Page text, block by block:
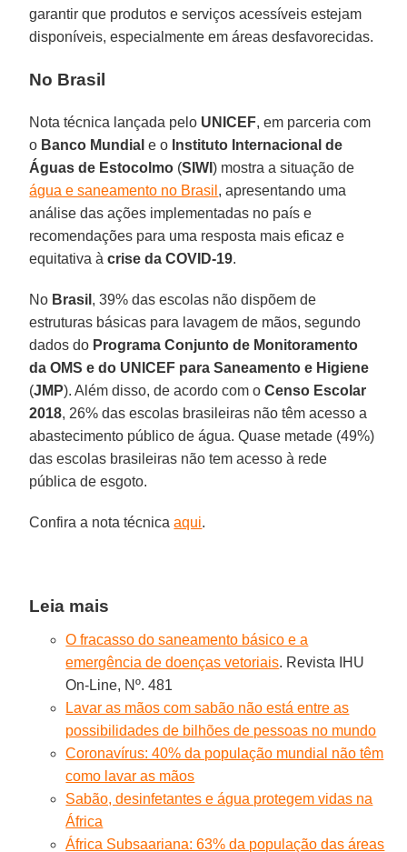
garantir que produtos e serviços acessíveis estejam
disponíveis, especialmente em áreas desfavorecidas.
No Brasil
Nota técnica lançada pelo UNICEF, em parceria com
o Banco Mundiale o Instituto Internacional de
Águas de Estocolmo (SIWI) mostra a situação de
água e saneamento no Brasil , apresentando uma
análise das ações implementadas no país e
recomendações para uma resposta mais eficaz e
equitativa àcrise da COVID-19.
No Brasil , 39% das escolas não dispõem de
estruturas básicas para lavagem de mãos, segundo
dados do Programa Conjunto de Monitoramento
da OMS e do UNICEF para Saneamento e Higiene
(JMP). Além disso, de acordo com oCenso Escolar
2018, 26% das escolas brasileiras não têm acesso a
abastecimento público de água. Quase metade (49%)
das escolas brasileiras não tem acesso à rede
pública de esgoto.
Confira a nota técnicaaqui.
Leia mais
O fracasso do saneamento básico e a
emergência de doenças vetoriais. Revista IHU
On-Line, Nº. 481
Lavar as mãos com sabão não está entre as
possibilidades de bilhões de pessoas no mundo
Coronavírus: 40% da população mundial não têm
como lavar as mãos
Sabão, desinfetantes e água protegem vidas na
África
África Subsaariana: 63% da população das áreas